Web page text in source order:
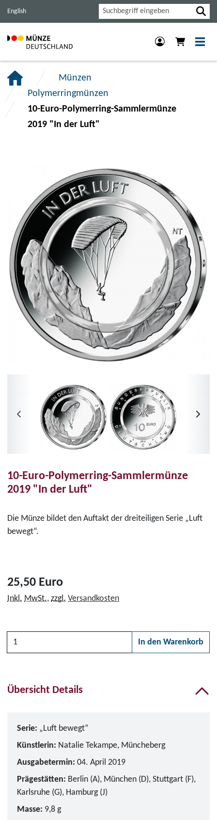
Haupt-
anspringen.
Inhalt
anspringen.
Footer
anspringen.
English Suche
Münzen
Polymerringmünzen
10-Euro-Polymerring-Sammlermünze
2019 "In der Luft"
10-Euro-Polymerring-Sammlermünze
2019 "In der Luft"
Die Münze bildet den Auftakt der dreiteiligen Serie „Luft
bewegt“.
25,50 Euro
Inkl. MwSt., zzgl. Versandkosten
Anzahl
In den Warenkorb
Übersicht Details
Serie: „Luft bewegt“
Künstlerin: Natalie Tekampe, Müncheberg
Ausgabetermin: 04. April 2019
Prägestätten: Berlin (A), München (D), Stuttgart (F),
Karlsruhe (G), Hamburg (J)
Masse: 9,8 g